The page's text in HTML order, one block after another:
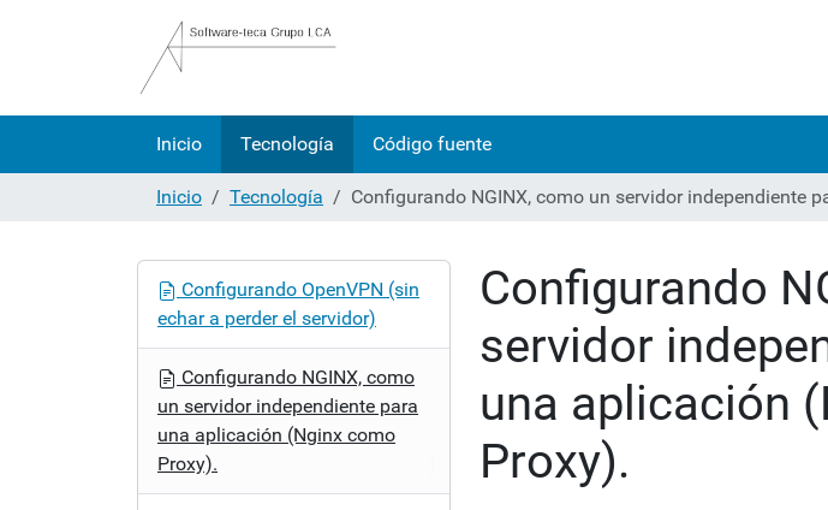
Inicio Tecnología Código fuente
Inicio
Tecnología Configurando NGINX, como un servidor independiente
Configurando
servidor
una aplicación
Proxy).
Configurando OpenVPN (sin
echar a perder el servidor)
Configurando NGINX, como
un servidor independiente para
una aplicación (Nginx como
Proxy).